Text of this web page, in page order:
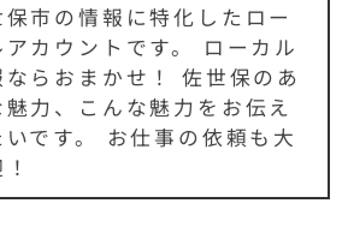
保市の情報に特化したロー
アカウントです。 ローカル
ならおまかせ！ 佐世保のあ
魅力、こんな魅力をお伝え
いです。 お仕事の依頼も大